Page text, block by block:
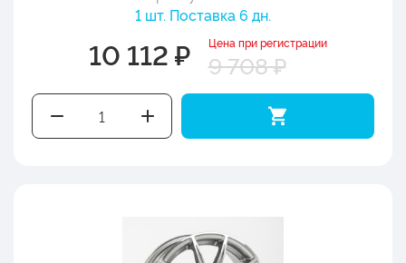
1 шт. Поставка 6 дн.
10 112 ₽ Цена при регистрации
9 708 ₽